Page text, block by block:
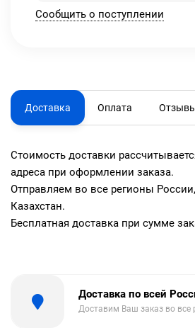
Сообщить о поступлении
Доставка Оплата
Стоимость доставки
адреса при оформлении заказа.
Отправляем во все регионы
Казахстан.
Бесплатная доставка при сумме
Доставка по всей
Доставим Ваш заказ во все